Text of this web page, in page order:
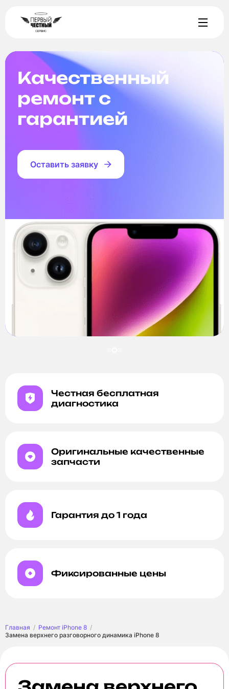
Честная бесплатная
диагностика
Оригинальные качественные
запчасти
Гарантия до 1 года
Фиксированные цены
Качественный
ремонт с
гарантией
Оставить заявку
Главная
Ремонт iPhone 8
Замена верхнего разговорного динамика iPhone 8